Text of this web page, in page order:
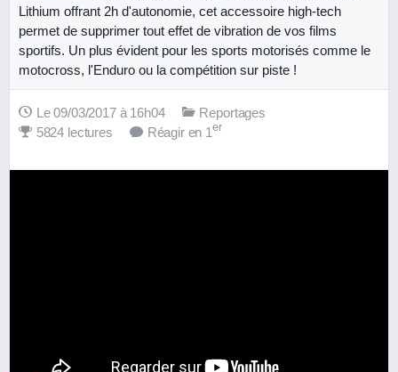
Lithium offrant 2h d'autonomie, cet accessoire high-tech
permet de supprimer tout effet de vibration de vos films
sportifs. Un plus évident pour les sports motorisés comme le
motocross, l'Enduro ou la compétition sur piste !
Le 09/03/2017 à 16h04
Reportages
5824 lectures
Réagir en 1er